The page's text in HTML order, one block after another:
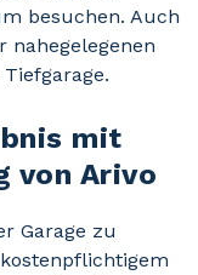
besuchen. Auch
nahegelegenen
mit
von Arivo
Garage zu